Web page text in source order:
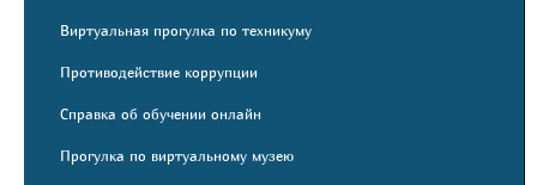
Виртуальная прогулка по техникуму
Противодействие коррупции
Справка об обучении онлайн
Прогулка по виртуальному музею